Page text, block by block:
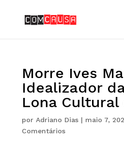
Morre Ives
Idealizador
Lona Cultural
por Adriano Dias| maio 7,
Comentários